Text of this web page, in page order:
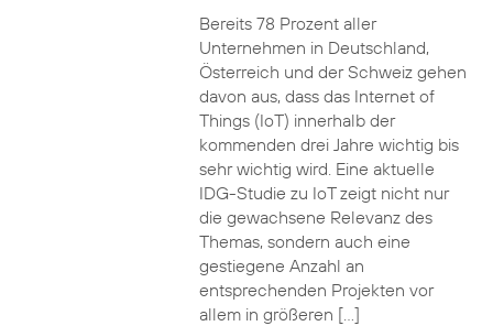
Bereits 78 Prozent aller
Unternehmen in Deutschland,
Österreich und der Schweiz gehen
davon aus, dass das Internet of
Things (IoT) innerhalb der
kommenden drei Jahre wichtig bis
sehr wichtig wird. Eine aktuelle
IDG-Studie zu IoT zeigt nicht nur
die gewachsene Relevanz des
Themas, sondern auch eine
gestiegene Anzahl an
entsprechenden Projekten vor
allem in größeren […]